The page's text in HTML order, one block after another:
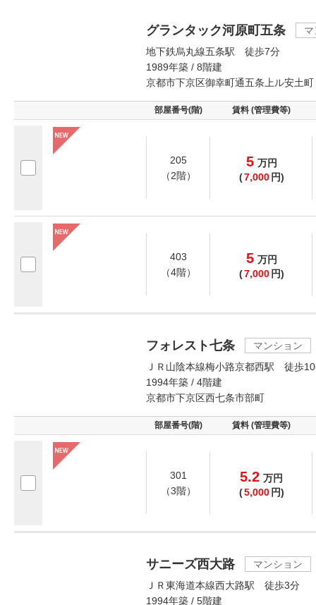
グランタック河原町五条
地下鉄烏丸線五条駅 徒歩7分
1989年築 / 8階建
京都市下京区御幸町通五条上ル安土町
部屋番号(階) 賃料 (管理費等)
205
（2階）
5 万円
(7,000 円)
403
（4階）
5 万円
(7,000 円)
フォレスト七条
マンション
ＪＲ山陰本線梅小路京都西駅 徒歩
1994年築 / 4階建
京都市下京区西七条市部町
部屋番号(階) 賃料 (管理費等)
301
（3階）
5.2 万円
(5,000 円)
サニーズ西大路
マンション
ＪＲ東海道本線西大路駅 徒歩3分
1994年築 / 5階建